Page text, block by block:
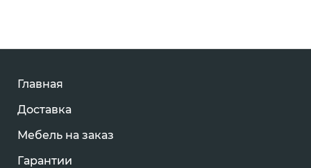
Главная
Доставка
Мебель на заказ
Гарантии